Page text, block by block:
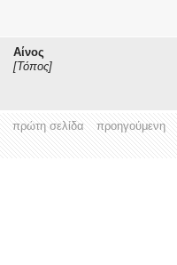
Αίνος
[Τόπος]
πρώτη σελίδα προηγούμενη